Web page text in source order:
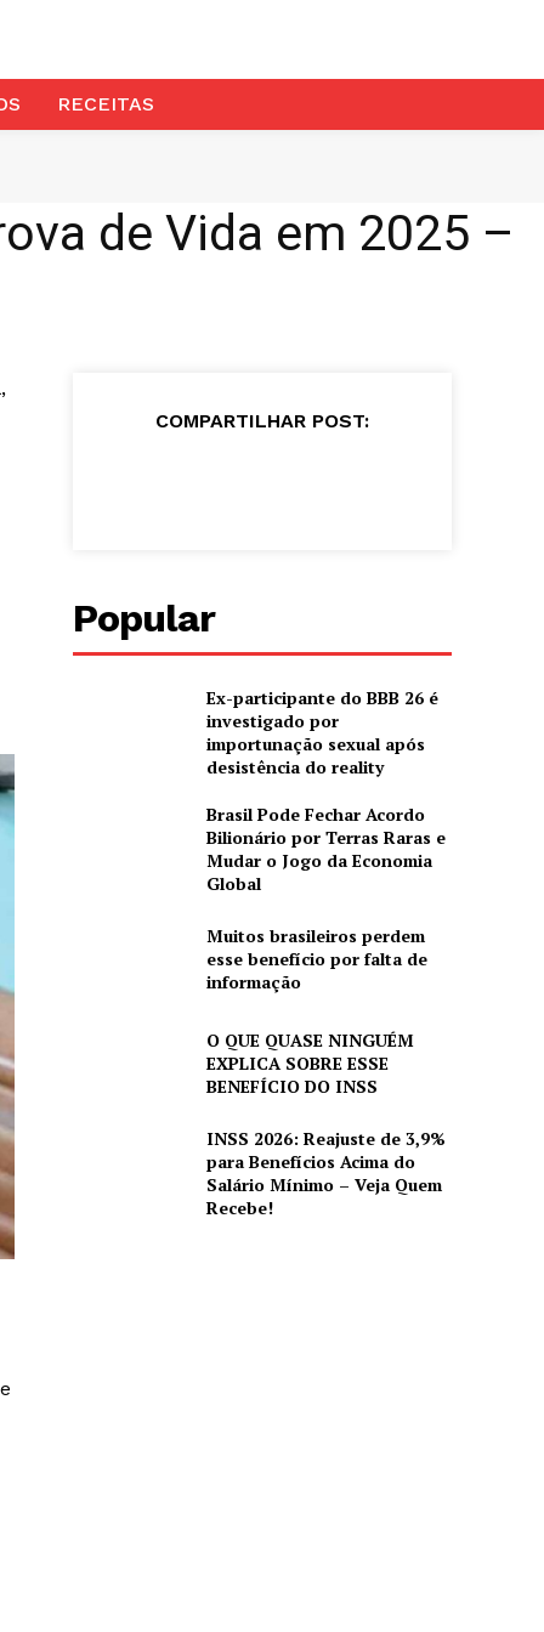
RECEITAS
de Vida em 2025 –
COMPARTILHAR POST:
Popular
Ex-participante do BBB 26 é
investigado por
importunação sexual após
desistência do reality
Brasil Pode Fechar Acordo
Bilionário por Terras Raras e
Mudar o Jogo da Economia
Global
Muitos brasileiros perdem
esse benefício por falta de
informação
O QUE QUASE NINGUÉM
EXPLICA SOBRE ESSE
BENEFÍCIO DO INSS
INSS 2026: Reajuste de 3,9%
para Benefícios Acima do
Salário Mínimo – Veja Quem
Recebe!